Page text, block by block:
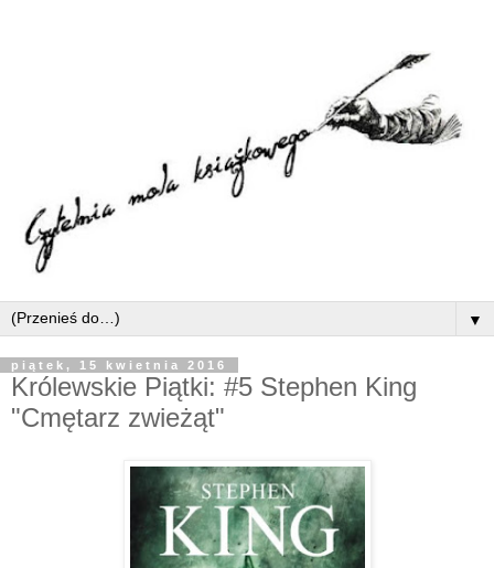
▼
piątek, 15 kwietnia 2016
Królewskie Piątki: #5 Stephen King
"Cmętarz zwieżąt"